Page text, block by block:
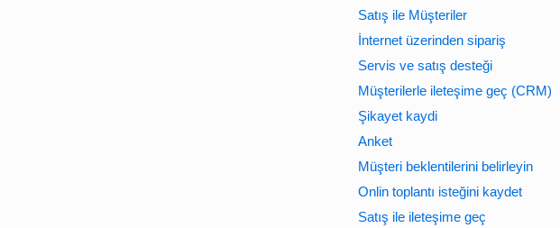
Satış ile Müşteriler
İnternet üzerinden sipariş
Servis ve satış desteği
Müşterilerle ileteşime geç (CRM)
Şikayet kaydi
Anket
Müşteri beklentilerini belirleyin
Onlin toplantı isteğini kaydet
Satış ile ileteşime geç